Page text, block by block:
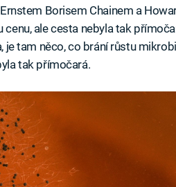
Borisem Chainem a
ale cesta nebyla tak
je tam něco, co brání růstu
tak přímočará.